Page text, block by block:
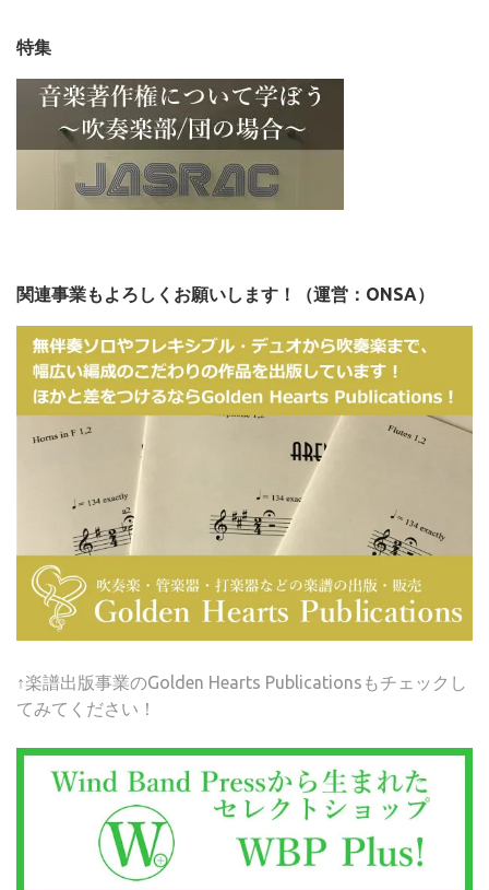
特集
関連事業もよろしくお願いします！（運営：ONSA）
↑楽譜出版事業のGolden Hearts Publicationsもチェックし
てみてください！